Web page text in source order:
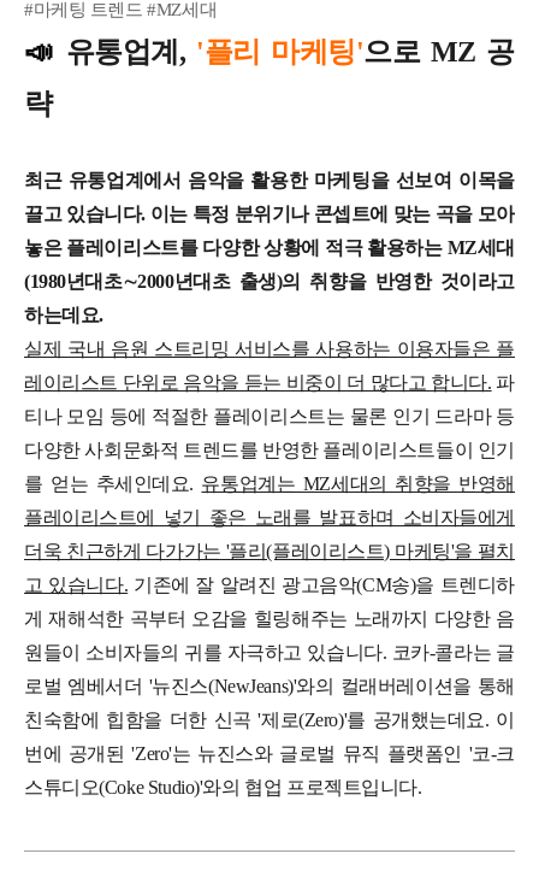
#마케팅 트렌드 #MZ세대
📣 유통업계, '플리 마케팅'으로 MZ 공
략
최근 유통업계에서 음악을 활용한 마케팅을 선보여 이목을
끌고 있습니다. 이는 특정 분위기나 콘셉트에 맞는 곡을 모아
놓은 플레이리스트를 다양한 상황에 적극 활용하는 MZ세대
(1980년대초∼2000년대초 출생)의 취향을 반영한 것이라고
하는데요.
실제 국내 음원 스트리밍 서비스를 사용하는 이용자들은 플
레이리스트 단위로 음악을 듣는 비중이 더 많다고 합니다. 파
티나 모임 등에 적절한 플레이리스트는 물론 인기 드라마 등
다양한 사회문화적 트렌드를 반영한 플레이리스트들이 인기
를 얻는 추세인데요. 유통업계는 MZ세대의 취향을 반영해
플레이리스트에 넣기 좋은 노래를 발표하며 소비자들에게
더욱 친근하게 다가가는 '플리(플레이리스트) 마케팅'을 펼치
고 있습니다. 기존에 잘 알려진 광고음악(CM송)을 트렌디하
게 재해석한 곡부터 오감을 힐링해주는 노래까지 다양한 음
원들이 소비자들의 귀를 자극하고 있습니다. 코카-콜라는 글
로벌 엠베서더 '뉴진스(NewJeans)'와의 컬래버레이션을 통해
친숙함에 힙함을 더한 신곡 '제로(Zero)'를 공개했는데요. 이
번에 공개된 'Zero'는 뉴진스와 글로벌 뮤직 플랫폼인 '코-크
스튜디오(Coke Studio)'와의 협업 프로젝트입니다.